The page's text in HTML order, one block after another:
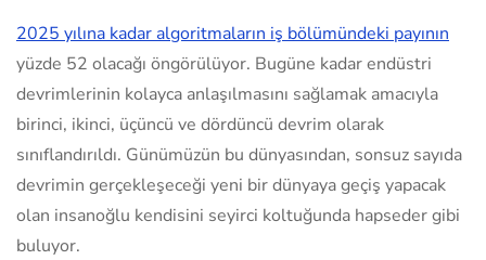
2025 yılına kadar algoritmaların iş bölümündeki payının
yüzde 52 olacağı öngörülüyor. Bugüne kadar endüstri
devrimlerinin kolayca anlaşılmasını sağlamak amacıyla
birinci, ikinci, üçüncü ve dördüncü devrim olarak
sınıflandırıldı. Günümüzün bu dünyasından, sonsuz sayıda
devrimin gerçekleşeceği yeni bir dünyaya geçiş yapacak
olan insanoğlu kendisini seyirci koltuğunda hapseder gibi
buluyor.